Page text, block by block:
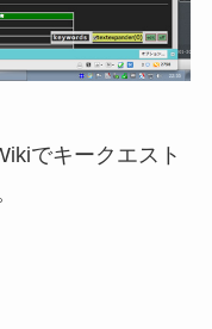
でキークエスト